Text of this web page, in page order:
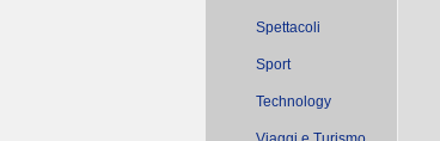
Spettacoli
Sport
Technology